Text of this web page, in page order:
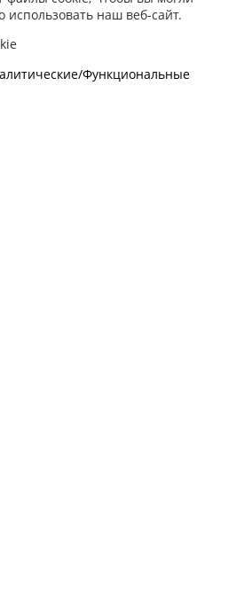
использовать наш веб-сайт.
Функциональные